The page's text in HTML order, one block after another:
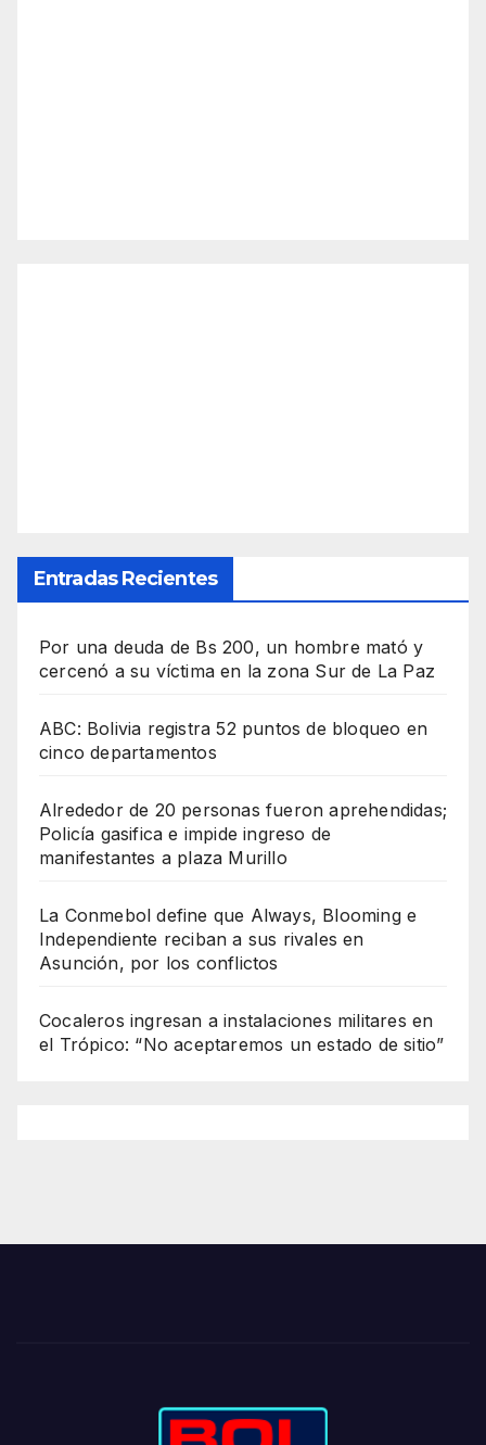
Entradas Recientes
Por una deuda de Bs 200, un hombre mató y
cercenó a su víctima en la zona Sur de La Paz
ABC: Bolivia registra 52 puntos de bloqueo en
cinco departamentos
Alrededor de 20 personas fueron aprehendidas;
Policía gasifica e impide ingreso de
manifestantes a plaza Murillo
La Conmebol define que Always, Blooming e
Independiente reciban a sus rivales en
Asunción, por los conflictos
Cocaleros ingresan a instalaciones militares en
el Trópico: “No aceptaremos un estado de sitio”